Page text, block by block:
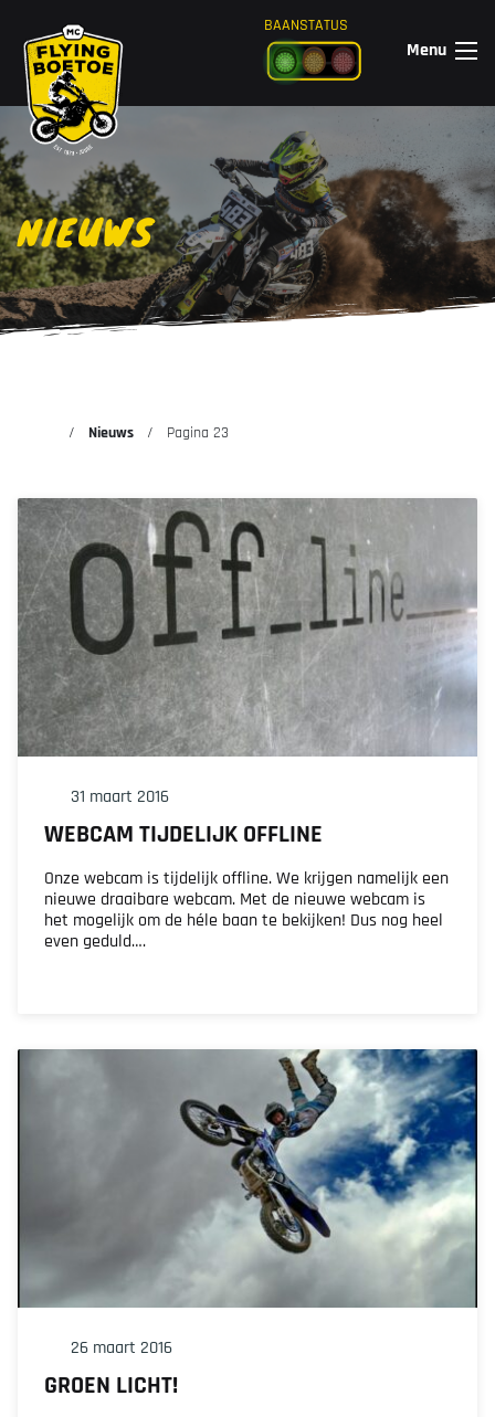
BAANSTATUS
Menu
NIEUWS
Nieuws Pagina 23
31 maart 2016
WEBCAM TIJDELIJK OFFLINE
Onze webcam is tijdelijk offline. We krijgen namelijk een
nieuwe draaibare webcam. Met de nieuwe webcam is
het mogelijk om de héle baan te bekijken! Dus nog heel
even geduld….
26 maart 2016
GROEN LICHT!